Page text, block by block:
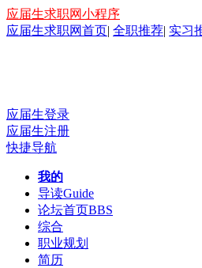
应届生求职网小程序
应届生求职网首页| 全职推荐| 实习
应届生登录
应届生注册
快捷导航
我的
导读Guide
论坛首页BBS
综合
职业规划
简历